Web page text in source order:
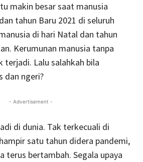
makin besar saat manusia
tahun Baru 2021 di seluruh
di hari Natal dan tahun
Kerumunan manusia tanpa
terjadi. Lalu salahkah bila
dan ngeri?
- Advertisement -
di dunia. Tak terkecuali di
satu tahun didera pandemi,
terus bertambah. Segala upaya